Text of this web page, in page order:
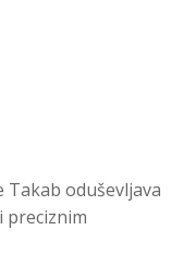
Takab oduševljava
preciznim